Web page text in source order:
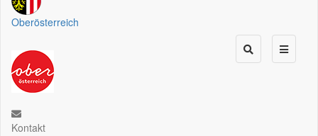
Oberösterreich
Kontakt